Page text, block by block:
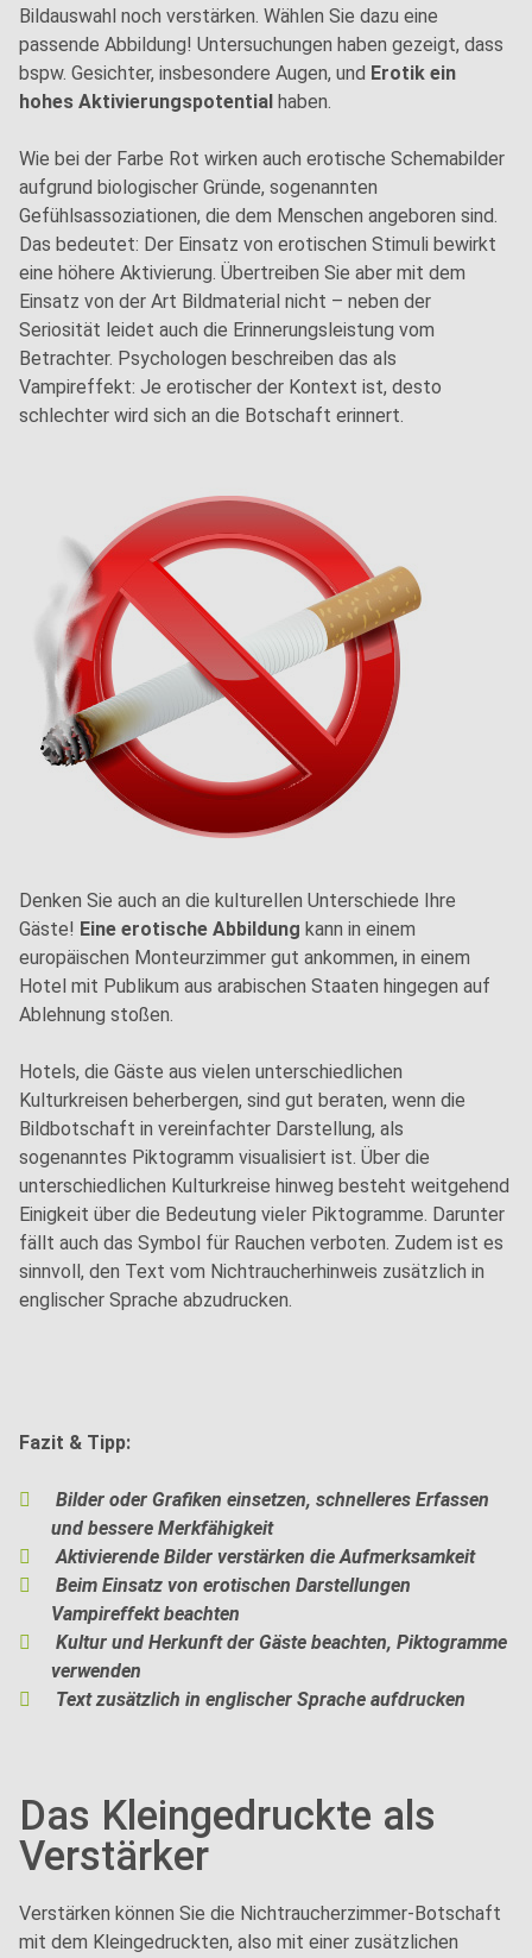
Bildauswahl noch verstärken. Wählen Sie dazu eine
passende Abbildung! Untersuchungen haben gezeigt, dass
bspw. Gesichter, insbesondere Augen, und Erotik ein
hohes Aktivierungspotential haben.
Wie bei der Farbe Rot wirken auch erotische Schemabilder
aufgrund biologischer Gründe, sogenannten
Gefühlsassoziationen, die dem Menschen angeboren sind.
Das bedeutet: Der Einsatz von erotischen Stimuli bewirkt
eine höhere Aktivierung. Übertreiben Sie aber mit dem
Einsatz von der Art Bildmaterial nicht – neben der
Seriosität leidet auch die Erinnerungsleistung vom
Betrachter. Psychologen beschreiben das als
Vampireffekt: Je erotischer der Kontext ist, desto
schlechter wird sich an die Botschaft erinnert.
Denken Sie auch an die kulturellen Unterschiede Ihre
Gäste! Eine erotische Abbildung kann in einem
europäischen Monteurzimmer gut ankommen, in einem
Hotel mit Publikum aus arabischen Staaten hingegen auf
Ablehnung stoßen.
Hotels, die Gäste aus vielen unterschiedlichen
Kulturkreisen beherbergen, sind gut beraten, wenn die
Bildbotschaft in vereinfachter Darstellung, als
sogenanntes Piktogramm visualisiert ist. Über die
unterschiedlichen Kulturkreise hinweg besteht weitgehend
Einigkeit über die Bedeutung vieler Piktogramme. Darunter
fällt auch das Symbol für Rauchen verboten. Zudem ist es
sinnvoll, den Text vom Nichtraucherhinweis zusätzlich in
englischer Sprache abzudrucken.
Fazit & Tipp:
Bilder oder Grafiken einsetzen, schnelleres Erfassen
und bessere Merkfähigkeit
Aktivierende Bilder verstärken die Aufmerksamkeit
Beim Einsatz von erotischen Darstellungen
Vampireffekt beachten
Kultur und Herkunft der Gäste beachten, Piktogramme
verwenden
Text zusätzlich in englischer Sprache aufdrucken
Das Kleingedruckte als
Verstärker
Verstärken können Sie die Nichtraucherzimmer-Botschaft
mit dem Kleingedruckten, also mit einer zusätzlichen